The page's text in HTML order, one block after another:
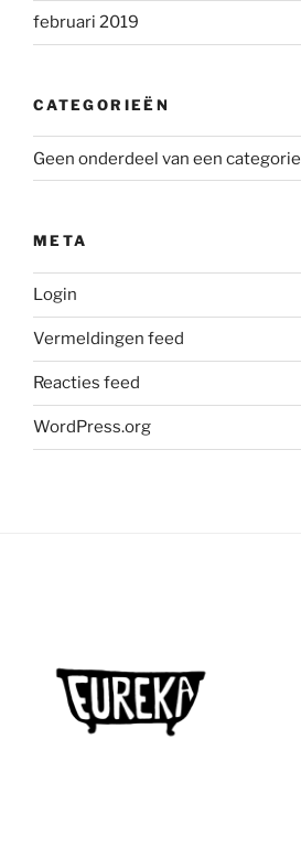
februari 2019
CATEGORIEËN
Geen onderdeel van een categorie
META
Login
Vermeldingen feed
Reacties feed
WordPress.org